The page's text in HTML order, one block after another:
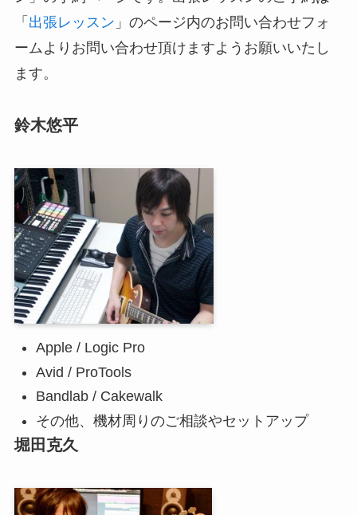
「 出張レッスン 」のページ内のお問い合わせフォ
ームよりお問い合わせ頂けますようお願いいたし
ます。
鈴木悠平
Apple / Logic Pro
Avid / ProTools
Bandlab / Cakewalk
その他、機材周りのご相談やセットアップ
堀田克久